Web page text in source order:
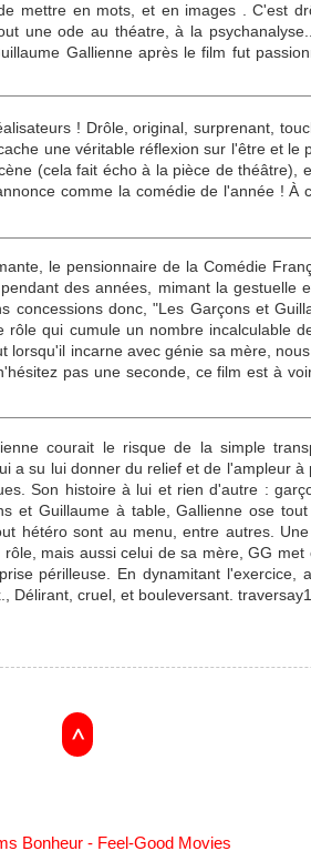
mettre en mots, et en images . C'est
une ode au théatre, à la
Gallienne après le film fut
! Drôle, original, surprenant,
une véritable réflexion sur l'être et
(cela fait écho à la pièce de théâtre),
comme la comédie de l'année ! À
le pensionnaire de la Comédie
des années, mimant la gestuelle
concessions donc, "Les Garçons et
qui cumule un nombre incalculable
incarne avec génie sa mère,
pas une seconde, ce film est à
courait le risque de la simple
a su lui donner du relief et de l'ampleur
Son histoire à lui et rien d'autre :
et Guillaume à table, Gallienne ose
hétéro sont au menu, entre autres.
mais aussi celui de sa mère, GG
périlleuse. En dynamitant l'exercice,
cruel, et bouleversant.
>
Bonheur - Feel-Good Movies